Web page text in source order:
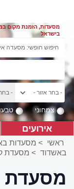
מסעדות, הזמנת מקום
בישראל
צמחוני
אירועים
ראשי > מסעדות
באשדוד > מסעדת
מסעדת